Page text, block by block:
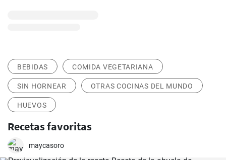
BEBIDAS COMIDA VEGETARIANA
SIN HORNEAR OTRAS COCINAS DEL MUNDO
HUEVOS
Recetas favoritas
maycasoro